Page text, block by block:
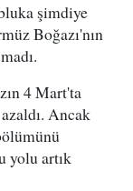
şimdiye
Boğazı'nın
4 Mart'ta
Ancak
yolu artık